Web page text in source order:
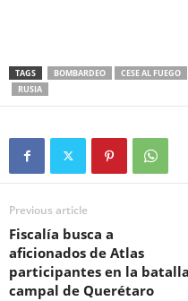
TAGS BOMBARDEO CESE AL FUEGO
RUSIA
Previous article
Fiscalía busca a
aficionados de Atlas
participantes en la batalla
campal de Querétaro